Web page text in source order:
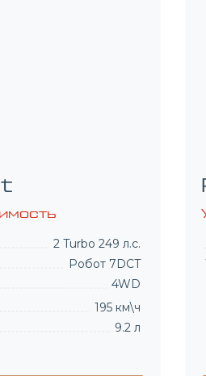
6 мест
2 Turbo 249 л.с.
Автомат 8AT
4WD
195 км\ч
9.2 л